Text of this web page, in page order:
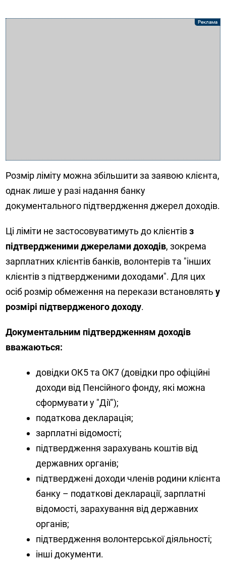
Розмір ліміту можна збільшити за заявою клієнта,
однак лише у разі надання банку
документального підтвердження джерел доходів.
Ці ліміти не застосовуватимуть до клієнтівз
підтвердженими джерелами доходів, зокрема
зарплатних клієнтів банків, волонтерів та "інших
клієнтів з підтвердженими доходами". Для цих
осіб розмір обмеження на перекази встановлятьу
розмірі підтвердженого доходу.
Документальним підтвердженням доходів
вважаються:
довідки ОК5 та ОК7 (довідки про офіційні
доходи від Пенсійного фонду, які можна
сформувати у "Дії");
податкова декларація;
зарплатні відомості;
підтвердження зарахувань коштів від
державних органів;
підтверджені доходи членів родини клієнта
банку – податкові декларації, зарплатні
відомості, зарахування від державних
органів;
підтвердження волонтерської діяльності;
інші документи.